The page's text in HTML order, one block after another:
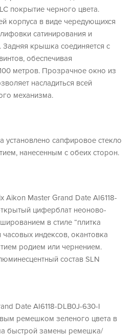
покрытие черного цвета.
корпуса в виде чередующихся
сатинирования и
крышка соединяется с
обеспечивая
метров. Прозрачное окно из
насладиться всей
механизма.
установлено сапфировое стекло
нанесенным с обеих сторон.
Aikon Master Grand Date AI6118-
циферблат неоново-
в стиле “плитка
индексов, окантовка
родием или чернением.
состав SLN
Date AI6118-DLB0J-630-I
ремешком зеленого цвета в
быстрой замены ремешка/